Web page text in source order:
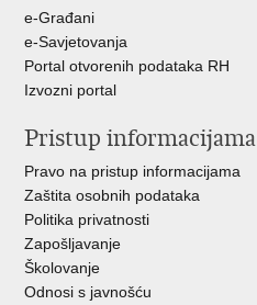
e-Građani
e-Savjetovanja
Portal otvorenih podataka RH
Izvozni portal
Pristup informacijama
Pravo na pristup informacijama
Zaštita osobnih podataka
Politika privatnosti
Zapošljavanje
Školovanje
Odnosi s javnošću